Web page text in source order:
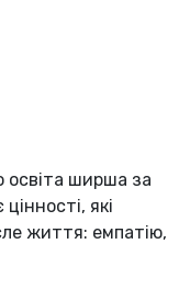
освіта ширша за
які
життя: емпатію,